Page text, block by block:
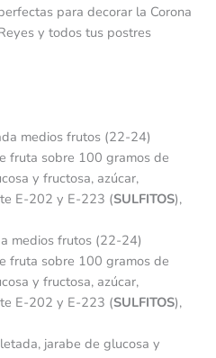
para decorar la Corona
y todos tus postres
medios frutos (22-24)
fruta sobre 100 gramos de
y fructosa, azúcar,
E-202 y E-223 (SULFITOS),
medios frutos (22-24)
fruta sobre 100 gramos de
y fructosa, azúcar,
E-202 y E-223 (SULFITOS),
jarabe de glucosa y